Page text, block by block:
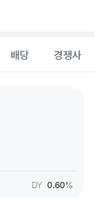
배당 경쟁사
DY 0.60%